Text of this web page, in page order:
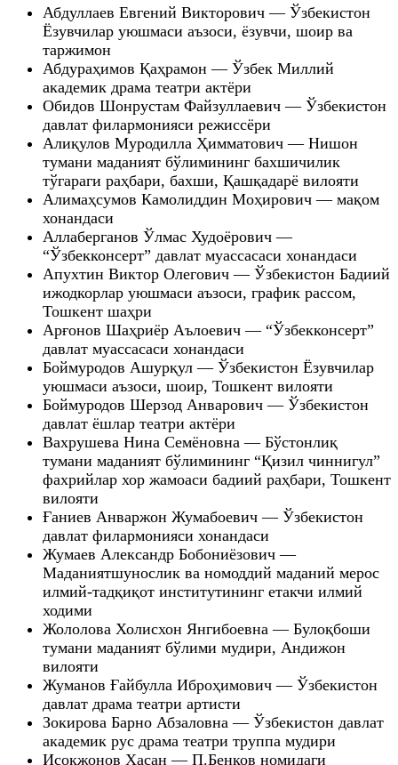
Абдуллаев Евгений Викторович — Ўзбекистон
Ёзувчилар уюшмаси аъзоси, ёзувчи, шоир ва
таржимон
Абдураҳимов Қаҳрамон — Ўзбек Миллий
академик драма театри актёри
Обидов Шонрустам Файзуллаевич — Ўзбекистон
давлат филармонияси режиссёри
Алиқулов Муродилла Ҳимматович — Нишон
тумани маданият бўлимининг бахшичилик
тўгараги раҳбари, бахши, Қашқадарё вилояти
Алимаҳсумов Камолиддин Моҳирович — мақом
хонандаси
Аллаберганов Ўлмас Худоёрович —
“Ўзбекконсерт” давлат муассасаси хонандаси
Апухтин Виктор Олегович — Ўзбекистон Бадиий
ижодкорлар уюшмаси аъзоси, график рассом,
Тошкент шаҳри
Арғонов Шаҳриёр Аълоевич — “Ўзбекконсерт”
давлат муассасаси хонандаси
Боймуродов Ашурқул — Ўзбекистон Ёзувчилар
уюшмаси аъзоси, шоир, Тошкент вилояти
Боймуродов Шерзод Анварович — Ўзбекистон
давлат ёшлар театри актёри
Вахрушева Нина Семёновна — Бўстонлиқ
тумани маданият бўлимининг “Қизил чиннигул”
фахрийлар хор жамоаси бадиий раҳбари, Тошкент
вилояти
Ғаниев Анваржон Жумабоевич — Ўзбекистон
давлат филармонияси хонандаси
Жумаев Александр Бобониёзович —
Маданиятшунослик ва номоддий маданий мерос
илмий-тадқиқот институтининг етакчи илмий
ходими
Жололова Холисхон Янгибоевна — Булоқбоши
тумани маданият бўлими мудири, Андижон
вилояти
Жуманов Ғайбулла Иброҳимович — Ўзбекистон
давлат драма театри артисти
Зокирова Барно Абзаловна — Ўзбекистон давлат
академик рус драма театри труппа мудири
Исоқжонов Ҳасан — П.Бенков номидаги